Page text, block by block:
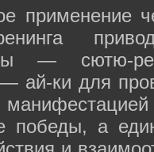
применение
— сютю-
ай-ки для
победы, а